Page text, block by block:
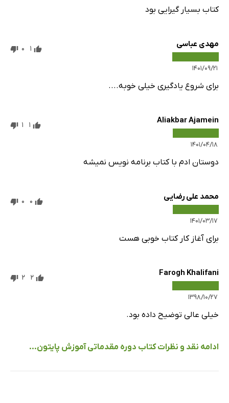
کتاب بسیار گیرایی بود
مهدی عباسی
۱۴۰۱/۰۹/۲۱
1
0
برای شروع یادگیری خیلی خوبه....
Aliakbar Ajamein
۱۴۰۱/۰۴/۱۸
1
1
دوستان ادم با کتاب برنامه نویس نمیشه
محمد علی رضایی
۱۴۰۱/۰۳/۱۷
0
0
برای آغاز کار کتاب خوبی هست
Farogh Khalifani
۱۳۹۸/۱۰/۲۷
2
2
خیلی عالی توضیح داده بود.
ادامه نقد و نظرات کتاب دوره مقدماتی آموزش پایتون...